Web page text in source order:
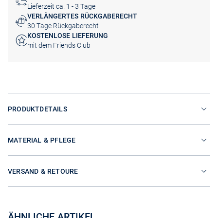
Lieferzeit ca. 1 - 3 Tage
VERLÄNGERTES RÜCKGABERECHT
30 Tage Rückgaberecht
KOSTENLOSE LIEFERUNG
mit dem Friends Club
PRODUKTDETAILS
MATERIAL & PFLEGE
VERSAND & RETOURE